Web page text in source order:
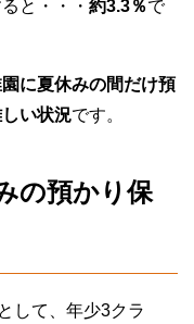
と・・・ 約3.3％で
に夏休みの間だけ預
い状況です。
の預かり保
して、年少3クラ